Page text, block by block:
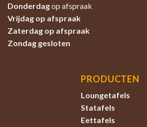
Donderdagop afspraak
Vrijdag op afspraak
Zaterdag op afspraak
Zondag gesloten
PRODUCTEN
Loungetafels
Statafels
Eettafels